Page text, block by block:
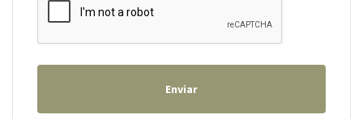
Enviar